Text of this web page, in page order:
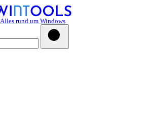
Alles rund um Windows